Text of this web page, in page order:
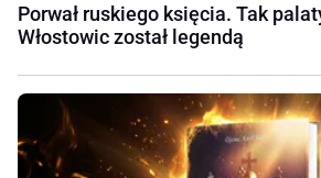
Porwał ruskiego księcia. Tak
Włostowic został legendą